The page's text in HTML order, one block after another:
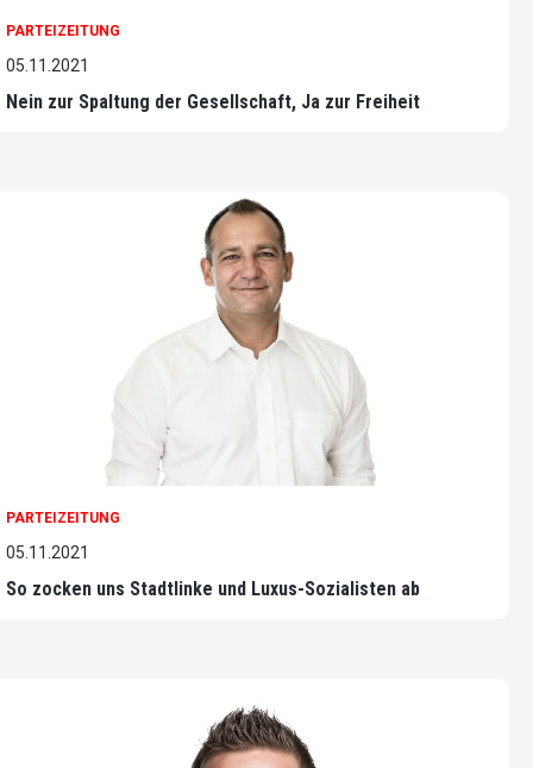
PARTEIZEITUNG
05.11.2021
Nein zur Spaltung der Gesellschaft, Ja zur Freiheit
PARTEIZEITUNG
05.11.2021
So zocken uns Stadtlinke und Luxus-Sozialisten ab